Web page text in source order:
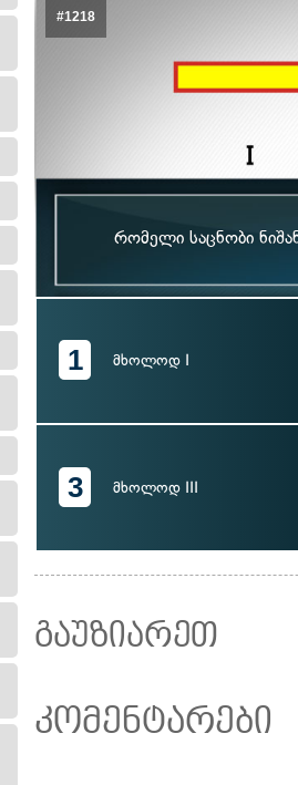
#1218
რომელი საცნობი
1 მხოლოდ I
3 მხოლოდ III
გაუზიარეთ
კომენტარები